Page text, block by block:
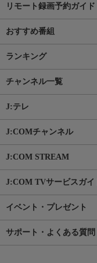
リモート録画予約ガイド
おすすめ番組
ランキング
チャンネル一覧
J:テレ
J:COMチャンネル
J:COM STREAM
J:COM TVサービスガイ
イベント・プレゼント
サポート・よくある質問